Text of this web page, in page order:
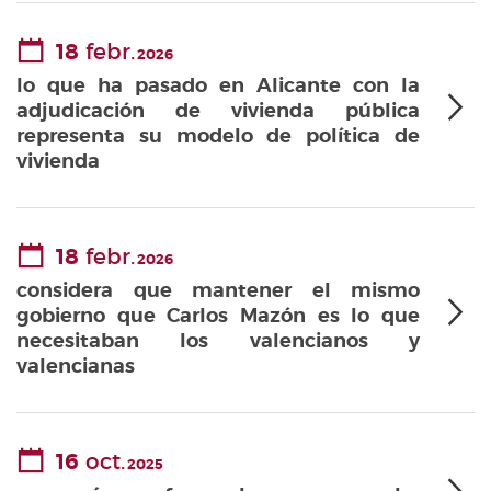
18 febr.2026
lo que ha pasado en Alicante con la
adjudicación de vivienda pública
representa su modelo de política de
vivienda
18 febr.2026
considera que mantener el mismo
gobierno que Carlos Mazón es lo que
necesitaban los valencianos y
valencianas
16 oct.2025